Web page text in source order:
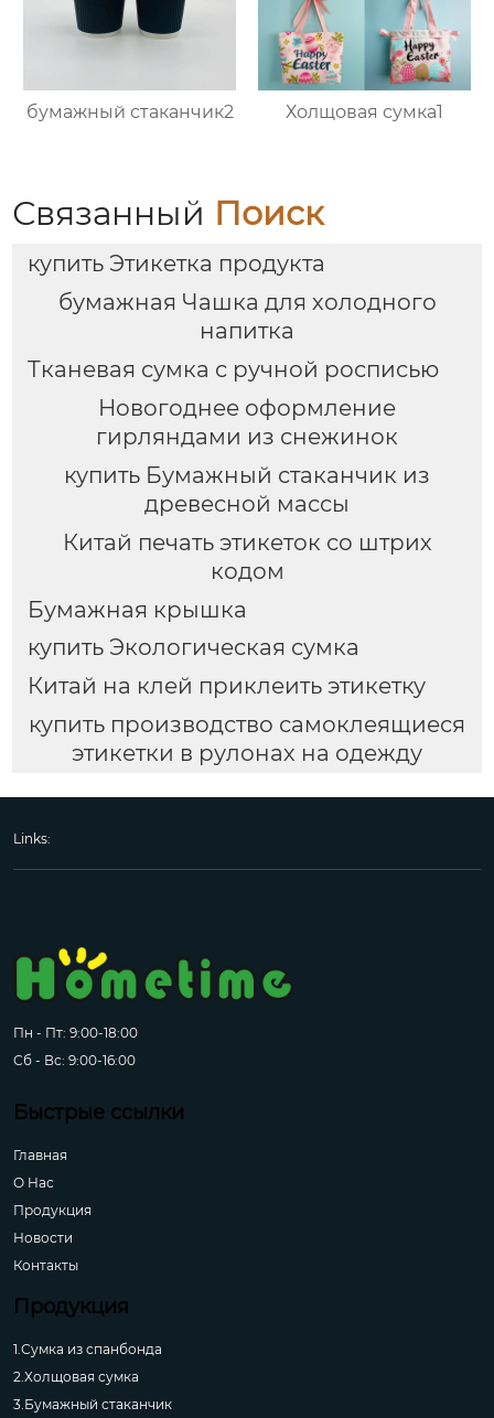
бумажный стаканчик2 Холщовая сумка1
Связанный Поиск
купить Этикетка продукта
бумажная Чашка для холодного
напитка
Тканевая сумка с ручной росписью
Новогоднее оформление
гирляндами из снежинок
купить Бумажный стаканчик из
древесной массы
Китай печать этикеток со штрих
кодом
Бумажная крышка
купить Экологическая сумка
Китай на клей приклеить этикетку
купить производство самоклеящиеся
этикетки в рулонах на одежду
Links:
Пн - Пт: 9:00-18:00
Сб - Вс: 9:00-16:00
Быстрые ссылки
Главная
О Hас
Продукция
Новости
Контакты
Продукция
1.Сумка из спанбонда
2.Холщовая сумка
3.Бумажный стаканчик